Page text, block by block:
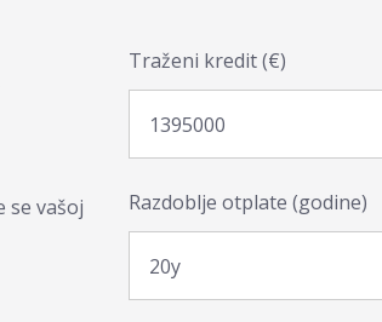
se vašoj
Traženi kredit (€)
Razdoblje otplate (godine)